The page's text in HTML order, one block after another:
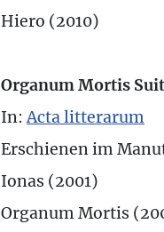
Hiero (2010)
Organum Mortis
In:Acta litterarum
Erschienen im
Ionas (2001)
Organum Mortis